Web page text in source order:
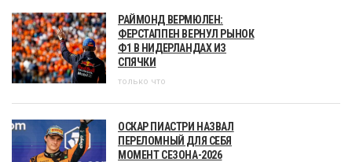
РАЙМОНД ВЕРМЮЛЕН:
ФЕРСТАППЕН ВЕРНУЛ РЫНОК
Ф1 В НИДЕРЛАНДАХ ИЗ
СПЯЧКИ
только что
ОСКАР ПИАСТРИ НАЗВАЛ
ПЕРЕЛОМНЫЙ ДЛЯ СЕБЯ
МОМЕНТ СЕЗОНА-2026